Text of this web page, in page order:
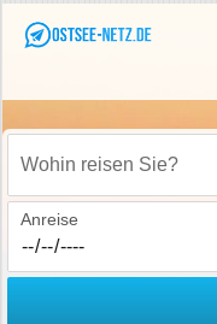
Wohin reisen Sie?
Anreise